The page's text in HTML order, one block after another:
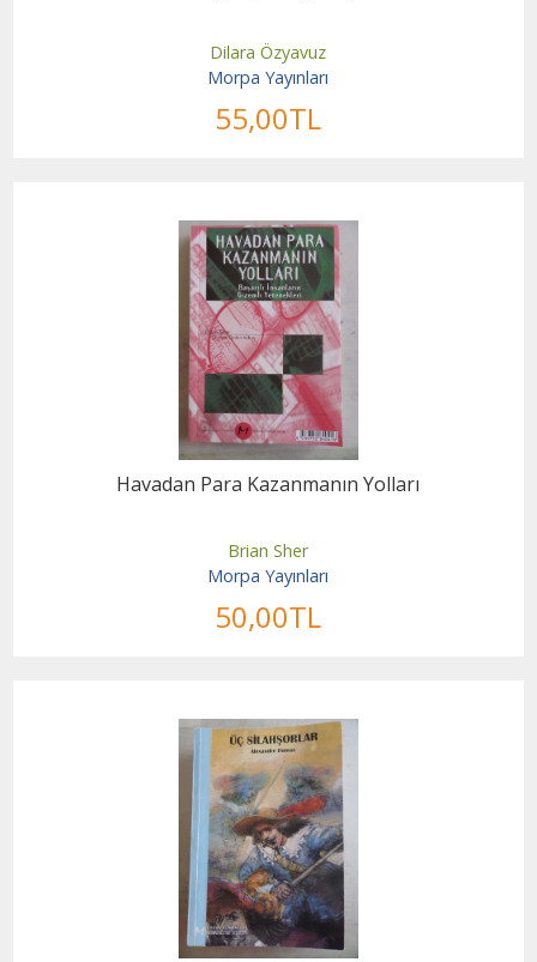
Dilara Özyavuz
Morpa Yayınları
55,00TL
Havadan Para Kazanmanın Yolları
Brian Sher
Morpa Yayınları
50,00TL